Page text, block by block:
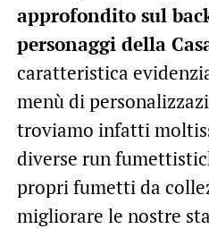
approfondito sul
personaggi della
caratteristica
menù di
troviamo infatti
diverse run
propri fumetti da
migliorare le nostre